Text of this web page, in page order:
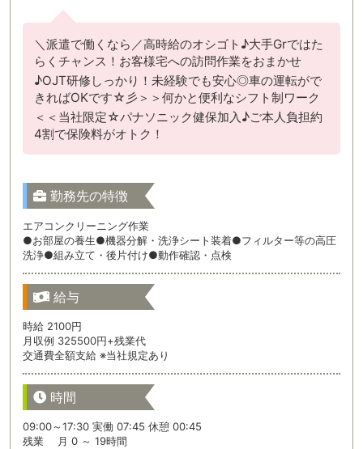
＼派遣で働くなら／高時給のオシゴト♪大手Grではた
らくチャンス！お客様宅への訪問作業をおまかせ
♪OJT研修しっかり！未経験でも安心◎車の運転がで
きればOKです☆彡＞＞何かと便利なシフト制ワーク
＜＜当社限定☆パナソニック健保加入♪ご本人負担約
4割で保険料がオトク！
勤務先の特徴
エアコンクリーニング作業
●お部屋の養生●機器分解・洗浄シート装着●フィルター等の高圧
洗浄●組み立て・後片付け●動作確認・点検
給与
時給 2100円
月収例 325500円+残業代
交通費全額支給 ※当社規定あり
時間
09:00～17:30 実働 07:45 休憩 00:45
残業 月 0 ～ 19時間